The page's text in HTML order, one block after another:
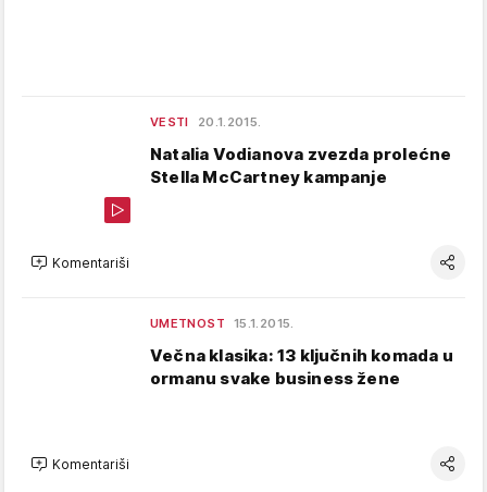
VESTI 20.1.2015.
Natalia Vodianova zvezda prolećne
Stella McCartney kampanje
Komentariši
UMETNOST 15.1.2015.
Večna klasika: 13 ključnih komada u
ormanu svake business žene
Komentariši